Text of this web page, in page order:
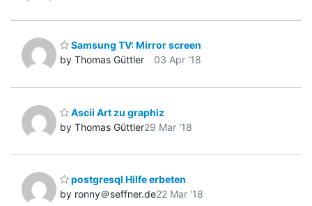
Samsung TV: Mirror screen
by Thomas Güttler
03 Apr '18
Ascii Art zu graphiz
by Thomas Güttler29 Mar '18
postgresql Hilfe erbeten
by ronny＠seffner.de22 Mar '18